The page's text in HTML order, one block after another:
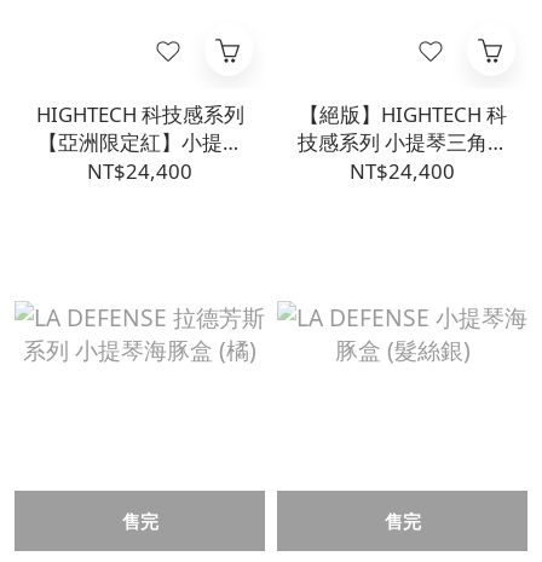
HIGHTECH 科技感系列
【亞洲限定紅】小提琴
三角盒
NT$24,400
【絕版】HIGHTECH 科
技感系列 小提琴三角盒
(藍)
NT$24,400
售完 售完